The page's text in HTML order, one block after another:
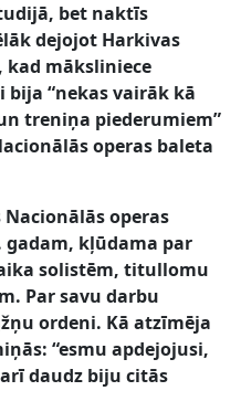
bet naktīs
dejojot Harkivas
kad māksliniece
“nekas vairāk kā
treniņa piederumiem”
operas baleta
operas
gadam, kļūdama par
solistēm, titullomu
Par savu darbu
ordeni. Kā atzīmēja
“esmu apdejojusi,
daudz biju citās